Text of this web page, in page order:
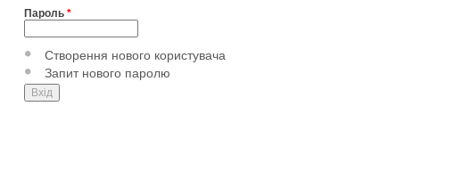
Пароль *
Створення нового користувача
Запит нового паролю